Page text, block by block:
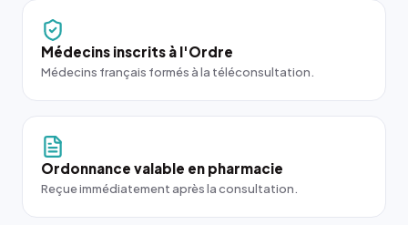
Médecins inscrits à l'Ordre
Médecins français formés à la téléconsultation.
Ordonnance valable en pharmacie
Reçue immédiatement après la consultation.